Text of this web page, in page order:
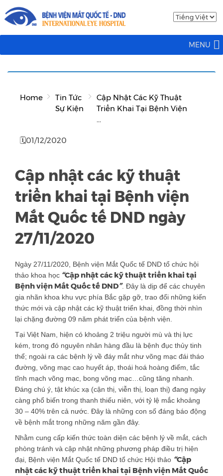
MENU
Home
Tin Tức
Sự Kiện
Cập Nhật Các Kỹ Thuật
Triển Khai Tại Bệnh Viện
...
🗓01/12/2020
Cập nhật các kỹ thuật
triển khai tại Bệnh viện
Mắt Quốc tế DND ngày
27/11/2020
Ngày 27/11/2020, Bệnh viện Mắt Quốc tế DND tổ chức hội
thảo khoa học “Cập nhật các kỹ thuật triển khai tại
Bệnh viện Mắt Quốc tế DND”. Đây là dịp để các chuyên
gia nhãn khoa khu vực phía Bắc gặp gỡ, trao đổi những kiến
thức mới và cập nhật các kỹ thuật triển khai, đồng thời nhìn
lại chặng đường 09 năm phát triển của bệnh viện.
Tại Việt Nam, hiện có khoảng 2 triệu người mù và thị lực
kém, trong đó nguyên nhân hàng đầu là bệnh đục thủy tinh
thể; ngoài ra các bệnh lý về đáy mắt như võng mạc đái tháo
đường, võng mạc cao huyết áp, thoái hoá hoàng điểm, tắc
tĩnh mạch võng mạc, bong võng mạc…cũng tăng nhanh.
Đáng chú ý, tật khúc xạ (cận thị, viễn thị, loạn thị) đang ngày
càng phổ biến trong thanh thiếu niên, với tỷ lệ mắc khoảng
30 – 40% trên cả nước. Đây là những con số đáng báo động
về bệnh mắt trong những năm gần đây.
Nhằm cung cấp kiến thức toàn diện các bệnh lý về mắt, cách
phòng tránh và cập nhật những phương pháp điều trị hiện
đại, Bệnh viện Mắt Quốc tế DND tổ chức Hội thảo “Cập
nhật các kỹ thuật triển khai tại Bệnh viện Mắt Quốc